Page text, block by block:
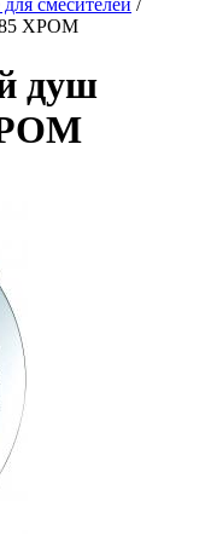
смесителей /
ХРОМ
душ